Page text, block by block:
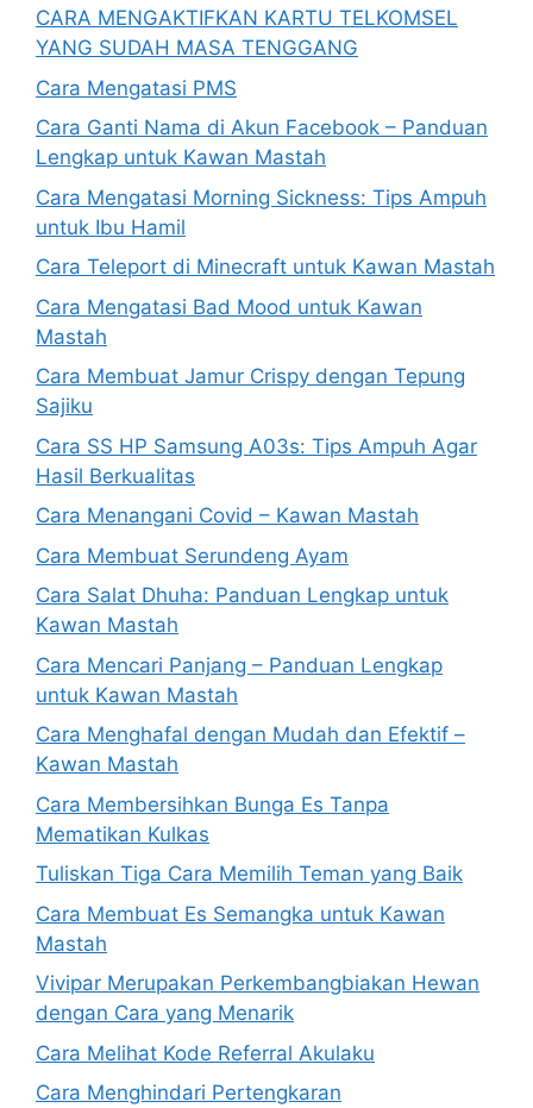
CARA MENGAKTIFKAN KARTU TELKOMSEL
YANG SUDAH MASA TENGGANG
Cara Mengatasi PMS
Cara Ganti Nama di Akun Facebook – Panduan
Lengkap untuk Kawan Mastah
Cara Mengatasi Morning Sickness: Tips Ampuh
untuk Ibu Hamil
Cara Teleport di Minecraft untuk Kawan Mastah
Cara Mengatasi Bad Mood untuk Kawan
Mastah
Cara Membuat Jamur Crispy dengan Tepung
Sajiku
Cara SS HP Samsung A03s: Tips Ampuh Agar
Hasil Berkualitas
Cara Menangani Covid – Kawan Mastah
Cara Membuat Serundeng Ayam
Cara Salat Dhuha: Panduan Lengkap untuk
Kawan Mastah
Cara Mencari Panjang – Panduan Lengkap
untuk Kawan Mastah
Cara Menghafal dengan Mudah dan Efektif –
Kawan Mastah
Cara Membersihkan Bunga Es Tanpa
Mematikan Kulkas
Tuliskan Tiga Cara Memilih Teman yang Baik
Cara Membuat Es Semangka untuk Kawan
Mastah
Vivipar Merupakan Perkembangbiakan Hewan
dengan Cara yang Menarik
Cara Melihat Kode Referral Akulaku
Cara Menghindari Pertengkaran